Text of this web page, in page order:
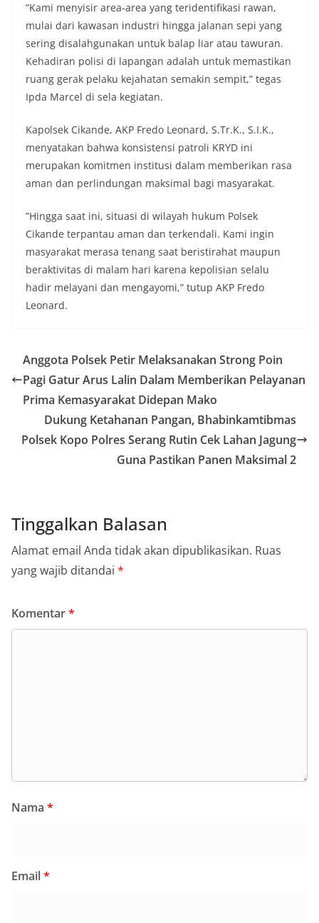
​”Kami menyisir area-area yang teridentifikasi rawan,
mulai dari kawasan industri hingga jalanan sepi yang
sering disalahgunakan untuk balap liar atau tawuran.
Kehadiran polisi di lapangan adalah untuk memastikan
ruang gerak pelaku kejahatan semakin sempit,” tegas
Ipda Marcel di sela kegiatan.
​Kapolsek Cikande, AKP Fredo Leonard, S.Tr.K., S.I.K.,
menyatakan bahwa konsistensi patroli KRYD ini
merupakan komitmen institusi dalam memberikan rasa
aman dan perlindungan maksimal bagi masyarakat.
​”Hingga saat ini, situasi di wilayah hukum Polsek
Cikande terpantau aman dan terkendali. Kami ingin
masyarakat merasa tenang saat beristirahat maupun
beraktivitas di malam hari karena kepolisian selalu
hadir melayani dan mengayomi,” tutup AKP Fredo
Leonard.
Anggota Polsek Petir Melaksanakan Strong Poin
Pagi Gatur Arus Lalin Dalam Memberikan Pelayanan
Prima Kemasyarakat Didepan Mako
Dukung Ketahanan Pangan, Bhabinkamtibmas
Polsek Kopo Polres Serang Rutin Cek Lahan Jagung
Guna Pastikan Panen Maksimal 2
Tinggalkan Balasan
Alamat email Anda tidak akan dipublikasikan. Ruas
yang wajib ditandai *
Komentar*
Nama *
Email*